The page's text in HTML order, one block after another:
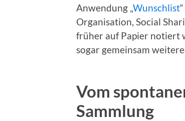
Anwendung „ Wunschlist
Organisation, Social
früher auf Papier notiert
sogar gemeinsam
Vom
Sammlung